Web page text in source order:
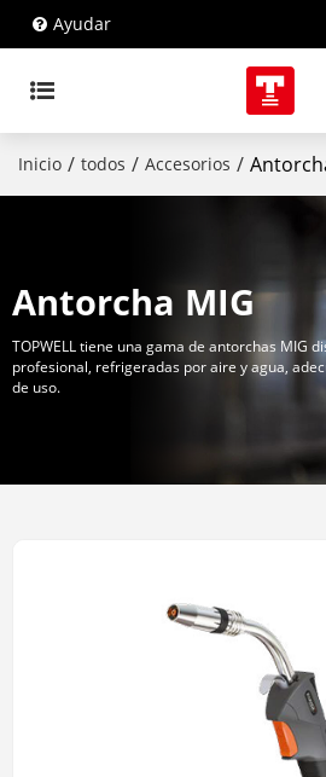
Ayudar
Inicio / todos / Accesorios /
Antorcha MIG
TOPWELL tiene una gama de antorchas MIG
profesional, refrigeradas por aire y agua,
de uso.